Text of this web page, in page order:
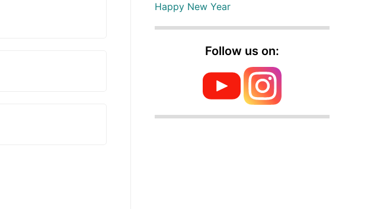
Happy New Year
Follow us on: